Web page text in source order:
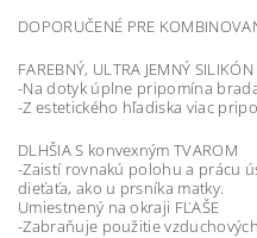
DOPORUČENÉ PRE
FAREBNÝ, ULTRA JEMNÝ SILIKÓN
-Na dotyk úplne pripomína
-Z estetického hľadiska viac
DLHŠIA S konvexným TVAROM
-Zaistí rovnakú polohu a prácu
dieťaťa, ako u prsníka matky.
Umiestnený na okraji FĽAŠE
-Zabraňuje použitie